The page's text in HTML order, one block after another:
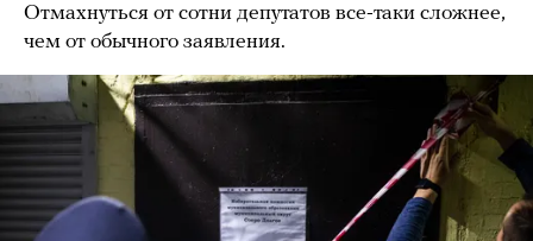
Отмахнуться от сотни депутатов все-таки сложнее,
чем от обычного заявления.